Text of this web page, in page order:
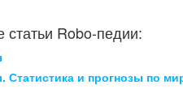
Robo-педии:
и прогнозы по